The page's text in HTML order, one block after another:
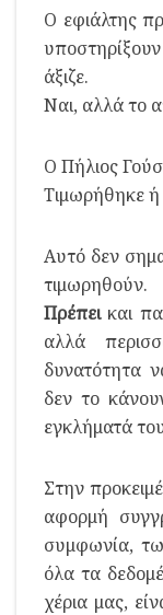
Ο εφιάλτης
άξιζε.
Ναι, αλλά το
Ο Πήλιος
Τιμωρήθηκε
Αυτό δεν
τιμωρηθούν.
Πρέπεικαι
αλλά
δυνατότητα
δεν το
εγκλήματά
Στην
αφορμή
συμφωνία,
όλα τα
χέρια μας,